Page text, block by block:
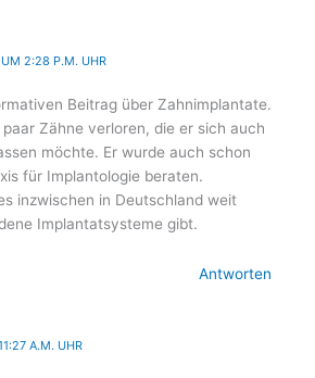
2:28 P.M. UHR
Beitrag über Zahnimplantate.
Zähne verloren, die er sich auch
möchte. Er wurde auch schon
für Implantologie beraten.
inzwischen in Deutschland weit
Implantatsysteme gibt.
Antworten
A.M. UHR